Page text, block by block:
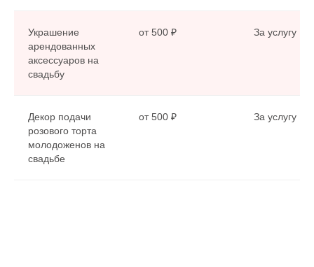
Украшение
арендованных
аксессуаров на
свадьбу
от 500 ₽ За услугу
Декор подачи
розового торта
молодоженов на
свадьбе
от 500 ₽ За услугу